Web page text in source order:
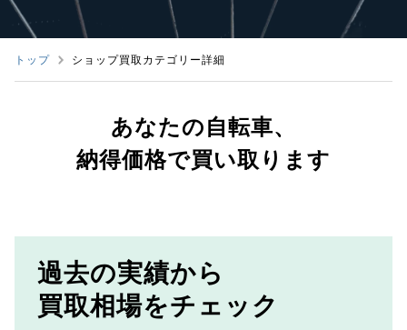
トップ ショップ買取カテゴリー詳細
あなたの自転車、
納得価格で買い取ります
過去の実績から
買取相場をチェック